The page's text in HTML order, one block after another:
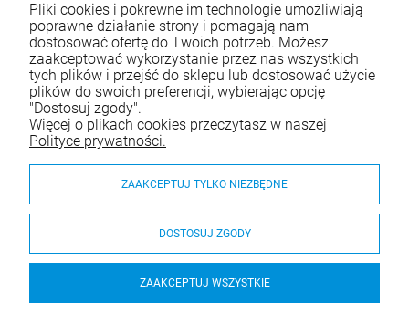
Pliki cookies i pokrewne im technologie umożliwiają
poprawne działanie strony i pomagają nam
dostosować ofertę do Twoich potrzeb. Możesz
zaakceptować wykorzystanie przez nas wszystkich
tych plików i przejść do sklepu lub dostosować użycie
plików do swoich preferencji, wybierając opcję
"Dostosuj zgody".
Więcej o plikach cookies przeczytasz w naszej
Polityce prywatności.
ZAAKCEPTUJ TYLKO NIEZBĘDNE
DOSTOSUJ ZGODY
ZAAKCEPTUJ WSZYSTKIE